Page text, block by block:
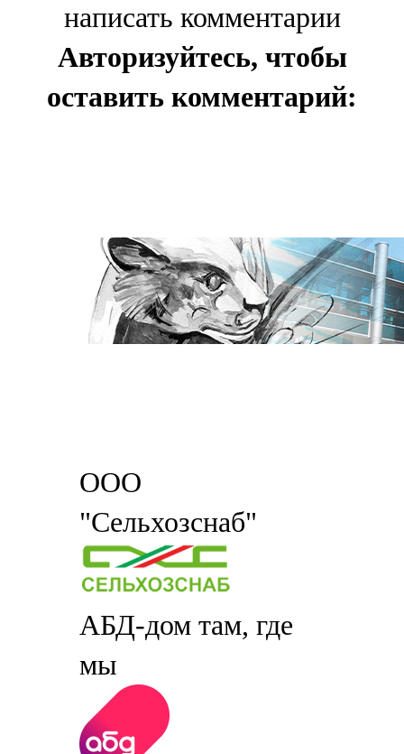
написать комментарии
Авторизуйтесь, чтобы
оставить комментарий:
ООО
"Сельхозснаб"
АБД-дом там, где
мы